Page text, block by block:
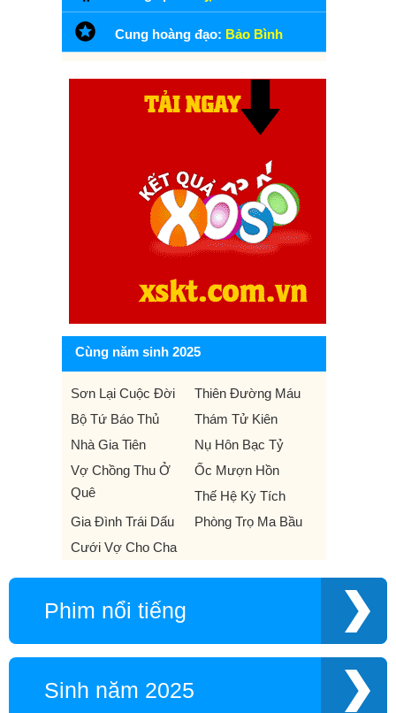
Cung hoàng đạo: Bảo Bình
Cùng năm sinh 2025
Sơn Lại Cuộc Đời
Thiên Đường Máu
Bộ Tứ Báo Thủ
Thám Tử Kiên
Nhà Gia Tiên
Nụ Hôn Bạc Tỷ
Vợ Chồng Thu Ở
Quê
Ốc Mượn Hồn
Thế Hệ Kỳ Tích
Gia Đình Trái Dấu
Phòng Trọ Ma Bầu
Cưới Vợ Cho Cha
Phim nổi tiếng
Sinh năm 2025